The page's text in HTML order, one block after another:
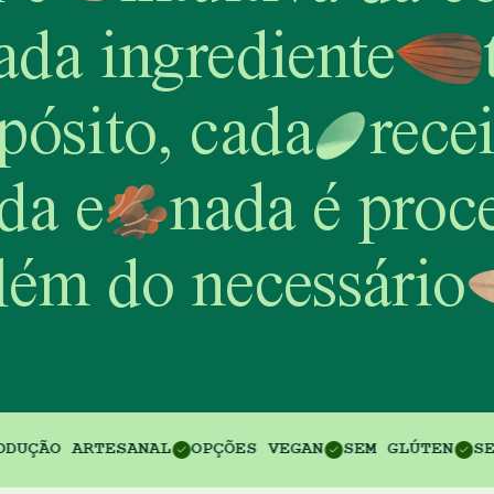
ingrediente
cada
e
nada é
do necessário
OPÇÕES VEGAN SEM GLÚTEN SEM